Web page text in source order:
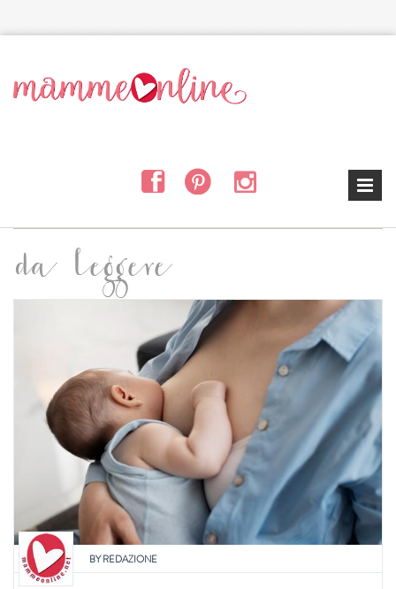
da leggere
BYREDAZIONE